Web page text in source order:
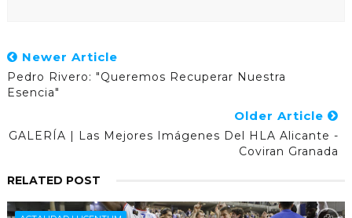
Newer Article
Pedro Rivero: "Queremos Recuperar Nuestra
Esencia"
Older Article
GALERÍA | Las Mejores Imágenes Del HLA Alicante -
Coviran Granada
RELATED POST